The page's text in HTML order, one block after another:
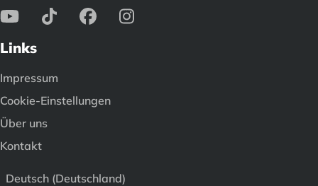
Links
Impressum
Cookie-Einstellungen
Über uns
Kontakt
Deutsch (Deutschland)